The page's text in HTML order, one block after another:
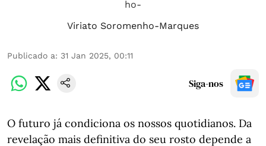
Viriato Soromenho-Marques
Publicado a: 31 Jan 2025, 00:11
Siga-nos
O futuro já condiciona os nossos quotidianos. Da
revelação mais definitiva do seu rosto depende a